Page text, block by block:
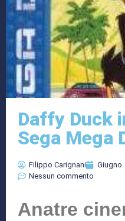
Daffy Duck
Sega Mega
Filippo Carignani Giugno
Nessun commento
Anatre